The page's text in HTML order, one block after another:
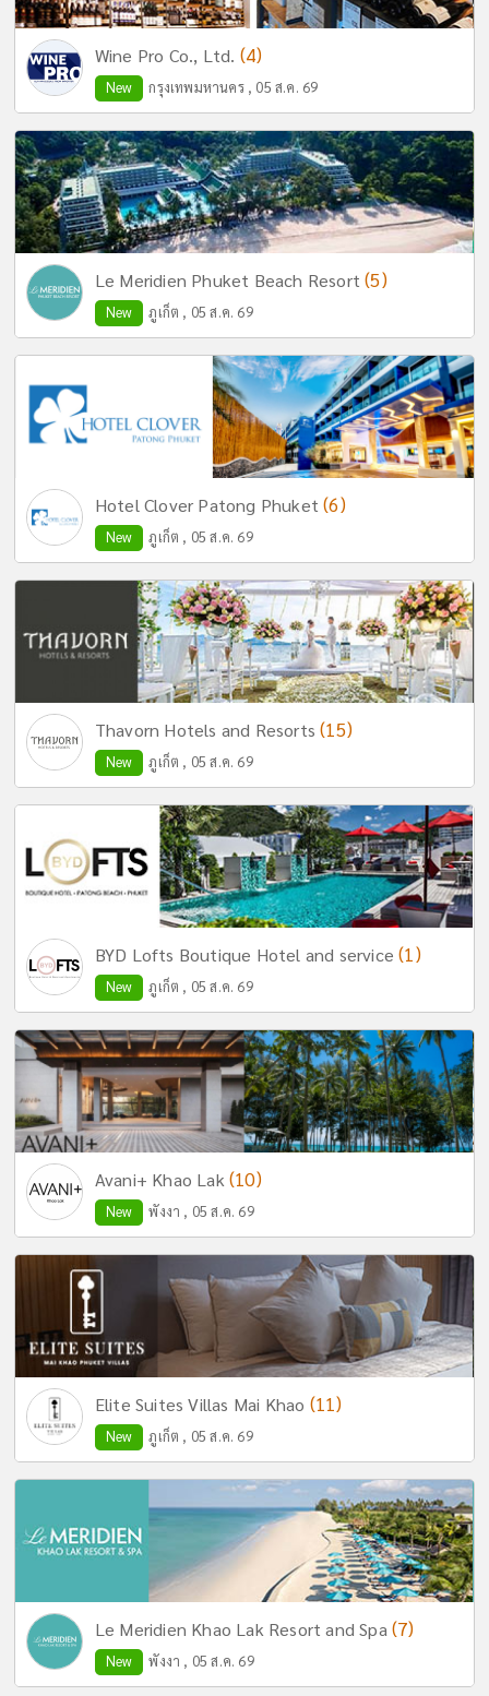
Wine Pro Co., Ltd. (4)
New กรุงเทพมหานคร , 05 ส.ค. 69
Le Meridien Phuket Beach Resort(5)
New ภูเก็ต , 05 ส.ค. 69
Hotel Clover Patong Phuket(6)
New ภูเก็ต , 05 ส.ค. 69
Thavorn Hotels and Resorts(15)
New ภูเก็ต , 05 ส.ค. 69
BYD Lofts Boutique Hotel and service(1)
New ภูเก็ต , 05 ส.ค. 69
Avani+ Khao Lak (10)
New พังงา , 05 ส.ค. 69
Elite Suites Villas Mai Khao (11)
New ภูเก็ต , 05 ส.ค. 69
Le Meridien Khao Lak Resort and Spa (7)
New พังงา , 05 ส.ค. 69